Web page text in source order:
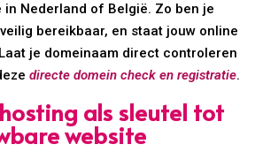
Nederland of België. Zo ben je
bereikbaar, en staat jouw online
je domeinaam direct controleren
directe domein check en registratie.
als sleutel tot
website